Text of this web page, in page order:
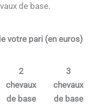
de base.
votre pari (en euros)
2
chevaux
de base
3
chevaux
de base